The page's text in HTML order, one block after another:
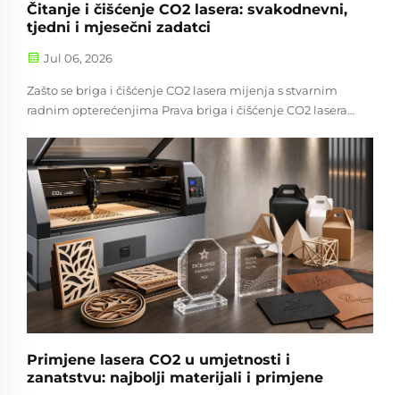
Čitanje i čišćenje CO2 lasera: svakodnevni,
tjedni i mjesečni zadatci
Jul 06, 2026
Zašto se briga i čišćenje CO2 lasera mijenja s stvarnim
radnim opterećenjima Prava briga i čišćenje CO2 lasera
neplanirane zaustavljanja. To zvuči jednostavno, ali
održavanje se mora mijenjati s načinom na koji se stroj
zapravo koristi. - Što?
Primjene lasera CO2 u umjetnosti i
zanatstvu: najbolji materijali i primjene